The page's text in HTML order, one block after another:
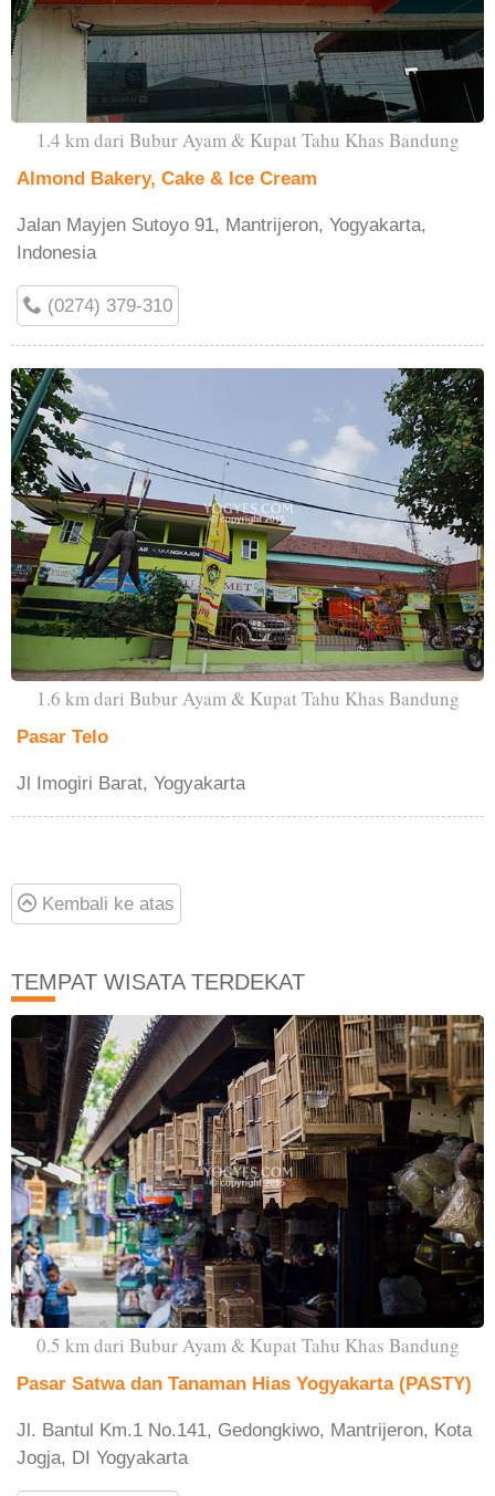
1.4 km dari Bubur Ayam & Kupat Tahu Khas Bandung
Almond Bakery, Cake & Ice Cream
Jalan Mayjen Sutoyo 91, Mantrijeron, Yogyakarta,
Indonesia
(0274) 379-310
1.6 km dari Bubur Ayam & Kupat Tahu Khas Bandung
Pasar Telo
Jl Imogiri Barat, Yogyakarta
Kembali ke atas
TEMPAT WISATA TERDEKAT
0.5 km dari Bubur Ayam & Kupat Tahu Khas Bandung
Pasar Satwa dan Tanaman Hias Yogyakarta (PASTY)
Jl. Bantul Km.1 No.141, Gedongkiwo, Mantrijeron, Kota
Jogja, DI Yogyakarta